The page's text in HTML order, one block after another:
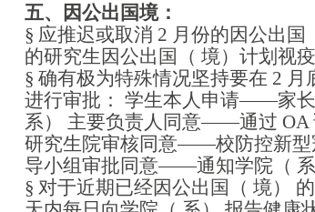
五、因公出国境：
§ 应推迟或取消 2 月份的因公出国
的研究生因公出国（ 境）计划视疫
§ 确有极为特殊情况坚持要在 2 月
进行审批： 学生本人申请——
系） 主要负责人同意——通过
研究生院审核同意——校防控新型
导小组审批同意——通知学院（ 系
§ 对于近期已经因公出国（ 境）